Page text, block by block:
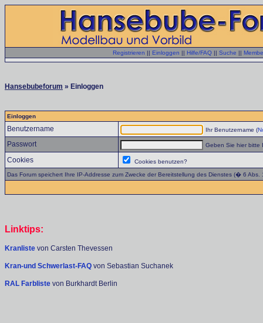
Registrieren || Einloggen || Hilfe/FAQ || Suche ||
Hansebubeforum » Einloggen
Einloggen
Benutzername Ihr Benutzername (
Passwort Geben Sie hier bitte
Cookies
Cookies benutzen?
Das Forum speichert Ihre IP-Addresse zum Zwecke der Bereitstellung des Dienstes (� 6
Linktips:
Kranliste von Carsten Thevessen
Kran-und Schwerlast-FAQ von Sebastian Suchanek
RAL Farbliste von Burkhardt Berlin